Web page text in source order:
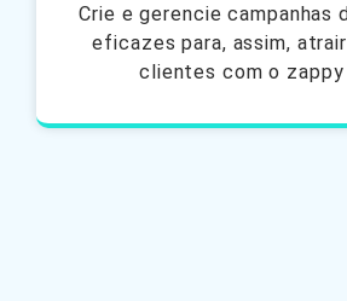
Crie e gerencie campanhas
eficazes para, assim,
clientes com o zappy